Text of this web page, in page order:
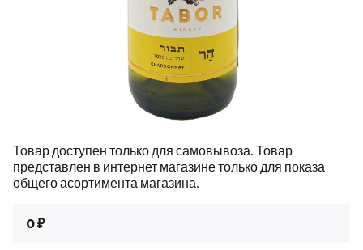
Товар доступен только для самовывоза. Товар
представлен в интернет магазине только для показа
общего асортимента магазина.
0 ₽